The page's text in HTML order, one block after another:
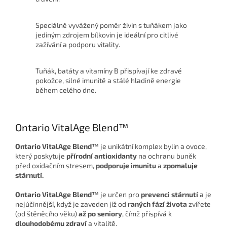
Speciálně vyvážený poměr živin s tuňákem jako
jediným zdrojem bílkovin je ideální pro citlivé
zažívání a podporu vitality.
Tuňák, batáty a vitamíny B přispívají ke zdravé
pokožce, silné imunitě a stálé hladině energie
během celého dne.
Ontario VitalAge Blend™
Ontario VitalAge Blend™ je unikátní komplex bylin a ovoce,
který poskytuje přírodní antioxidanty na ochranu buněk
před oxidačním stresem, podporuje imunitua zpomaluje
stárnutí.
OntarioVitalAge Blend™ je určen proprevenci stárnutía je
nejúčinnější, když je zaveden již od raných fází životazvířete
(od štěněcího věku)až po seniory, čímž přispívá k
dlouhodobému zdravía vitalitě.